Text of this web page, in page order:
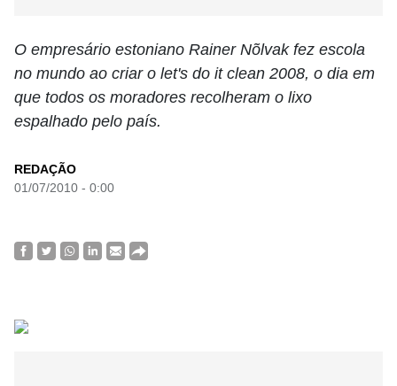
O empresário estoniano Rainer Nõlvak fez escola
no mundo ao criar o let's do it clean 2008, o dia em
que todos os moradores recolheram o lixo
espalhado pelo país.
REDAÇÃO
01/07/2010 - 0:00